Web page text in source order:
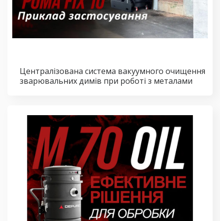
Централізована система вакуумного очищення
зварювальних димів при роботі з металами